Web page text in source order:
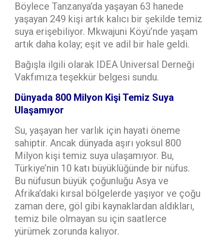
Böylece Tanzanya’da yaşayan 63 hanede
yaşayan 249 kişi artık kalıcı bir şekilde temiz
suya erişebiliyor. Mkwajuni Köyü’nde yaşam
artık daha kolay; eşit ve adil bir hale geldi.
Bağışla ilgili olarak IDEA Universal Derneği
Vakfımıza teşekkür belgesi sundu.
Dünyada 800 Milyon Kişi Temiz Suya
Ulaşamıyor
Su, yaşayan her varlık için hayati öneme
sahiptir. Ancak dünyada aşırı yoksul 800
Milyon kişi temiz suya ulaşamıyor. Bu,
Türkiye’nin 10 katı büyüklüğünde bir nüfus.
Bu nüfusun büyük çoğunluğu Asya ve
Afrika’daki kırsal bölgelerde yaşıyor ve çoğu
zaman dere, göl gibi kaynaklardan aldıkları,
temiz bile olmayan su için saatlerce
yürümek zorunda kalıyor.